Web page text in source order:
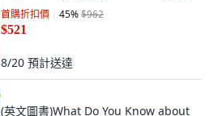
首購折扣價 45%$962
$521
8/20 預計送達
(英文圖書)What Do You Know about